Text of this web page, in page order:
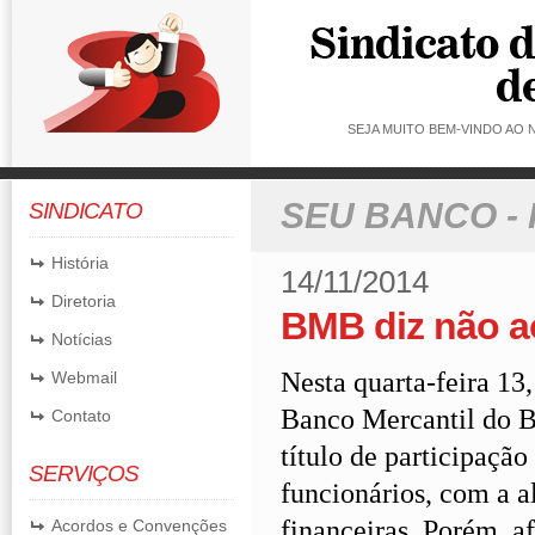
SEJA MUITO BEM-VINDO
SINDICATO
História
Diretoria
Notícias
Webmail
Contato
SERVIÇOS
Acordos e Convenções
SEU BANCO -
14/11/2014
BMB diz não
Nesta quarta-feira
Banco Mercantil do
título de participação
funcionários, com a